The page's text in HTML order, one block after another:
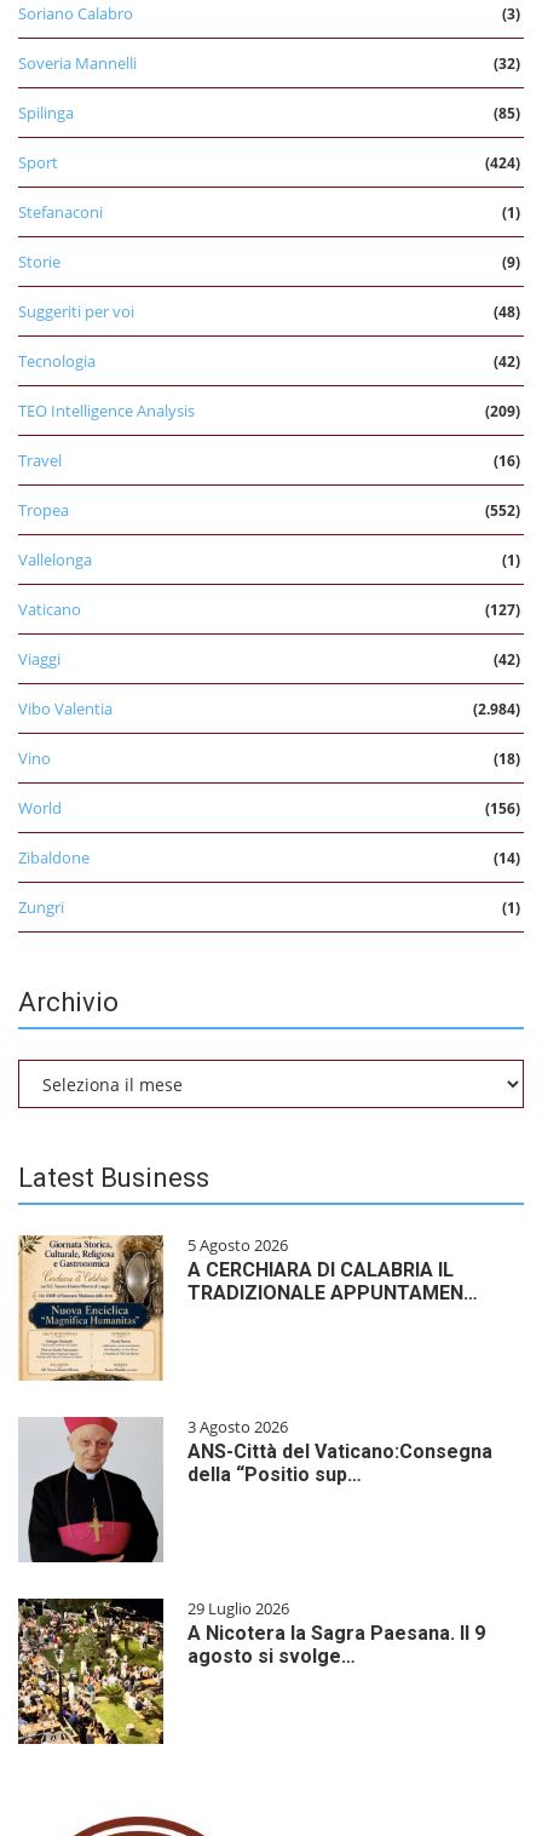
Soriano Calabro (3)
Soveria Mannelli (32)
Spilinga (85)
Sport (424)
Stefanaconi (1)
Storie (9)
Suggeriti per voi (48)
Tecnologia (42)
TEO Intelligence Analysis (209)
Travel (16)
Tropea (552)
Vallelonga (1)
Vaticano (127)
Viaggi (42)
Vibo Valentia (2.984)
Vino (18)
World (156)
Zibaldone (14)
Zungri (1)
Archivio
Latest Business
5 Agosto 2026
A CERCHIARA DI CALABRIA IL
TRADIZIONALE APPUNTAMEN…
3 Agosto 2026
ANS-Città del Vaticano:Consegna
della “Positio sup…
29 Luglio 2026
A Nicotera la Sagra Paesana. Il 9
agosto si svolge…